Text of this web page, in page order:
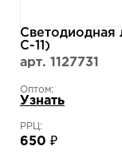
С-11)
арт. 1127731
Оптом:
Узнать
РРЦ:
650 ₽